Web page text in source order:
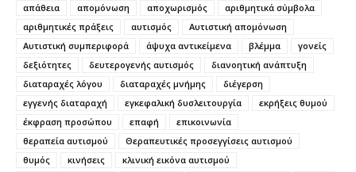
απάθεια
απομόνωση αποχωρισμός
αριθμητικά σύμβολα
αριθμητικές πράξεις
αυτισμός
Αυτιστική απομόνωση
Αυτιστική συμπεριφορά
άψυχα αντικείμενα βλέμμα
γονείς
δεξιότητες
δευτερογενής αυτισμός
διανοητική ανάπτυξη
διαταραχές λόγου
διαταραχές μνήμης
διέγερση
εγγενής διαταραχή
εγκεφαλική δυσλειτουργία
εκρήξεις θυμού
έκφραση προσώπου
επαφή
επικοινωνία
θεραπεία αυτισμού
Θεραπευτικές προσεγγίσεις αυτισμού
θυμός
κινήσεις
κλινική εικόνα αυτισμού